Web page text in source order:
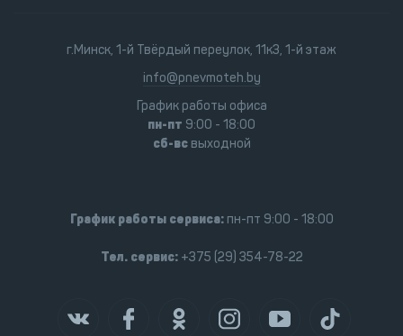
г.Минск, 1-й Твёрдый переулок, 11к3, 1-й этаж
info@pnevmoteh.by
График работы офиса
пн-пт 9:00 - 18:00
сб-всвыходной
График работы сервиса:пн-пт 9:00 - 18:00
Тел. сервис:+375 (29) 354-78-22